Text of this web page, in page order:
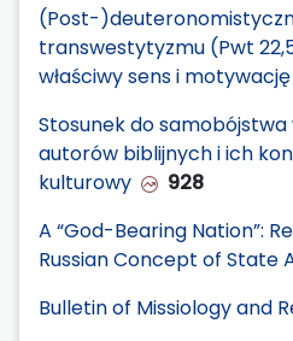
(Post-
transwestytyzmu (Pwt
właściwy sens i motywację
Stosunek do
autorów biblijnych i ich
kulturowy
928
A “God-Bearing Nation”:
Russian Concept of State
Bulletin of Missiology and